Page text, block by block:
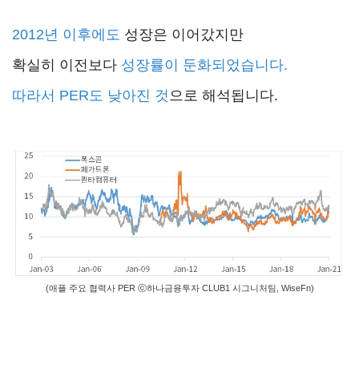
2012년 이후에도 성장은 이어갔지만
확실히 이전보다 성장률이 둔화되었습니다.
따라서 PER도 낮아진 것 으로 해석됩니다.
(애플 주요 협력사 PER ⓒ하나금융투자 CLUB1 시그니처팀, WiseFn)